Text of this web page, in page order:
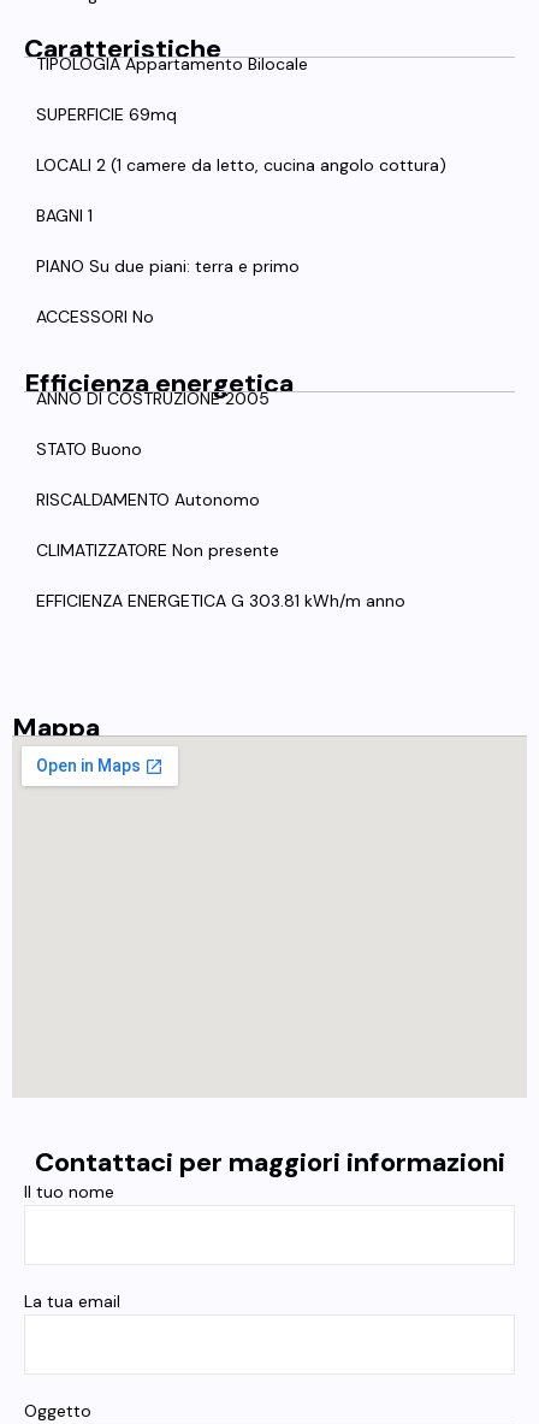
Caratteristiche
TIPOLOGIA Appartamento Bilocale
SUPERFICIE 69mq
LOCALI 2 (1 camere da letto, cucina angolo cottura)
BAGNI 1
PIANO Su due piani: terra e primo
ACCESSORI No
Efficienza energetica
ANNO DI COSTRUZIONE 2005
STATO Buono
RISCALDAMENTO Autonomo
CLIMATIZZATORE Non presente
EFFICIENZA ENERGETICA G 303.81 kWh/m anno
Mappa
Contattaci per maggiori informazioni
Il tuo nome
La tua email
Oggetto